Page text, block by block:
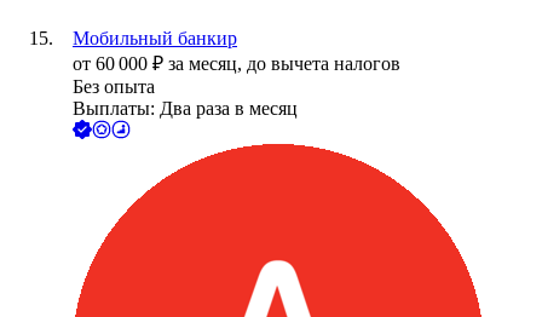
Мобильный банкир
от 60 000 ₽ за месяц, до вычета налогов
Без опыта
Выплаты: Два раза в месяц